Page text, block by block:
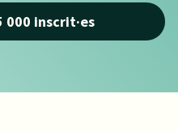
000 inscrit·es